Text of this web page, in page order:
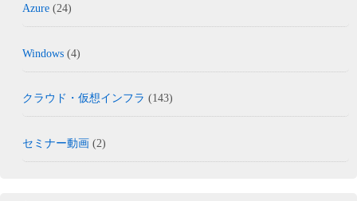
Azure (24)
Windows (4)
クラウド・仮想インフラ (143)
セミナー動画 (2)